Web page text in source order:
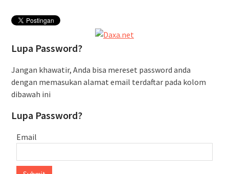
Lupa Password?
Jangan khawatir, Anda bisa mereset password anda
dengan memasukan alamat email terdaftar pada kolom
dibawah ini
Lupa Password?
Email